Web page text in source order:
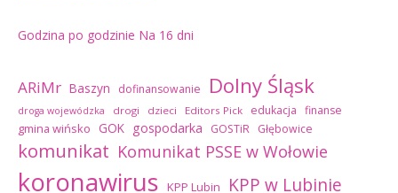
Godzina po godzinie Na 16 dni
ARiMr Baszyn dofinansowanie Dolny Śląsk
droga wojewódzka drogi dzieci Editors Pick edukacja finanse
gmina wińsko GOK gospodarka GOSTiR Głębowice
komunikat Komunikat PSSE w Wołowie
koronawirus KPP Lubin KPP w Lubinie